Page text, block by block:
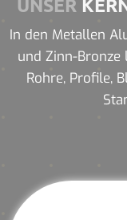
UNSER
In den Metallen
und Zinn-
Rohre, Profile,